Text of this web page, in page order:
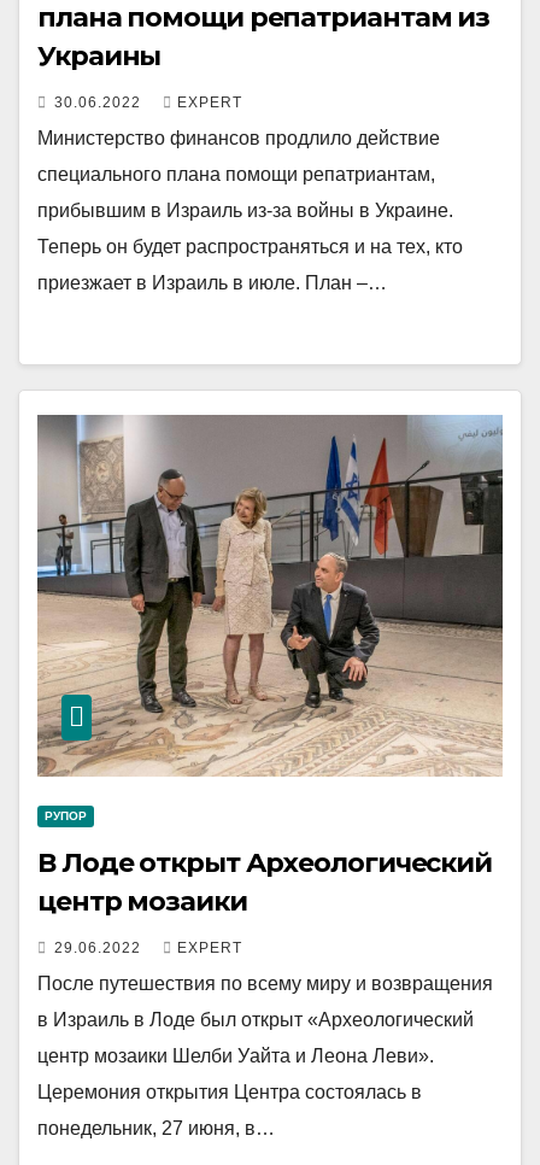
плана помощи репатриантам из
Украины
30.06.2022 EXPERT
Министерство финансов продлило действие
специального плана помощи репатриантам,
прибывшим в Израиль из-за войны в Украине.
Теперь он будет распространяться и на тех, кто
приезжает в Израиль в июле. План –…
РУПОР
В Лоде открыт Археологический
центр мозаики
29.06.2022 EXPERT
После путешествия по всему миру и возвращения
в Израиль в Лоде был открыт «Археологический
центр мозаики Шелби Уайта и Леона Леви».
Церемония открытия Центра состоялась в
понедельник, 27 июня, в…